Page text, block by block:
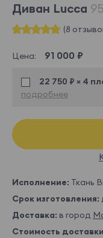
Диван Lucca
(8
Цена: 91 000 ₽
22 750 ₽ × 4
подробнее
Исполнение: Ткань
Срок изготовления:
Доставка: в город
Стоимость